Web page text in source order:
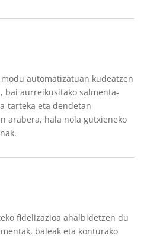
automatizatuan kudeatzen
bai aurreikusitako salmenta-
tarteka eta dendetan
arabera, hala nola gutxieneko
fidelizazioa ahalbidetzen du
baleak eta konturako